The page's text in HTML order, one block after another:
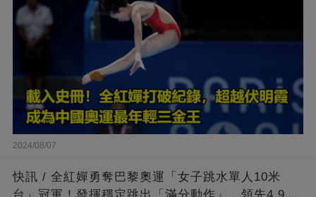
2024/08/07
快訊 / 全紅嬋勇奪巴黎奧運「女子跳水單人10米